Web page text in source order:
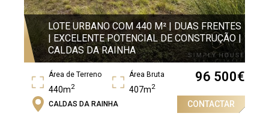
LOTE URBANO COM 440 M² | DUAS FRENTES
| EXCELENTE POTENCIAL DE CONSTRUÇÃO |
CALDAS DA RAINHA
Área de Terreno
440m2
Área Bruta
407m2
96 500€
CALDAS DA RAINHA CONTACTAR